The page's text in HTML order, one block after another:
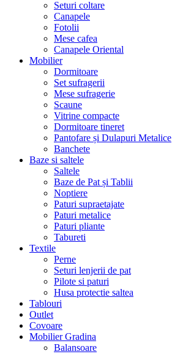
Seturi coltare
Canapele
Fotolii
Mese cafea
Canapele Oriental
Mobilier
Dormitoare
Set sufragerii
Mese sufragerie
Scaune
Vitrine compacte
Dormitoare tineret
Pantofare și Dulapuri Metalice
Banchete
Baze si saltele
Saltele
Baze de Pat și Tablii
Noptiere
Paturi supraetajate
Paturi metalice
Paturi pliante
Tabureti
Textile
Perne
Seturi lenjerii de pat
Pilote si paturi
Husa protectie saltea
Tablouri
Outlet
Covoare
Mobilier Gradina
Balansoare